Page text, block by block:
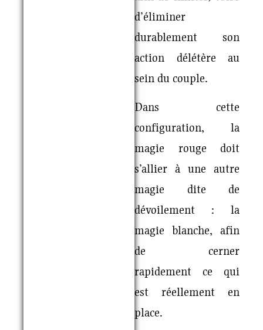
d’éliminer
durablement son
action délétère au
sein du couple.
Dans cette
configuration, la
magie rouge doit
s’allier à une autre
magie dite de
dévoilement : la
magie blanche, afin
de cerner
rapidement ce qui
est réellement en
place.